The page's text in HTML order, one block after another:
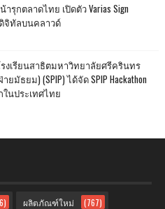
ารุกตลาดไทย เปิดตัว Varias Sign
จิทัลบนคลาวด์
งเรียนสาธิตมหาวิทยาลัยศรีครินทร
มัธยม) (SPIP) ได้จัด SPIP Hackathon
นประเทศไทย
ผลิตภัณฑ์ใหม่ (767)